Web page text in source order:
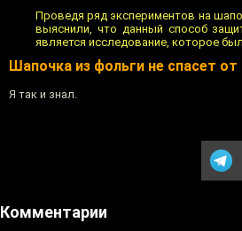
Проведя ряд экспериментов на
выяснили, что данный способ
является исследование, которое
Шапочка из фольги не спасет от
Я так и знал.
Комментарии